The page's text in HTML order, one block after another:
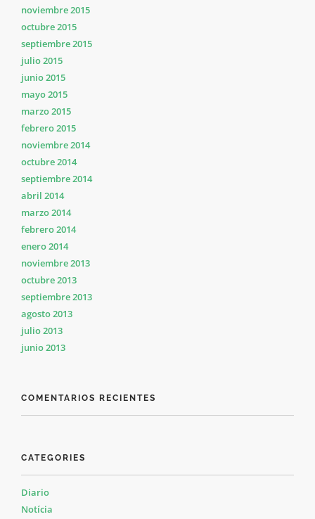
noviembre 2015
octubre 2015
septiembre 2015
julio 2015
junio 2015
mayo 2015
marzo 2015
febrero 2015
noviembre 2014
octubre 2014
septiembre 2014
abril 2014
marzo 2014
febrero 2014
enero 2014
noviembre 2013
octubre 2013
septiembre 2013
agosto 2013
julio 2013
junio 2013
COMENTARIOS RECIENTES
CATEGORIES
Diario
Notícia